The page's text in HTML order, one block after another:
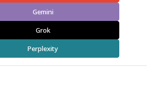
Gemini
Grok
Perplexity